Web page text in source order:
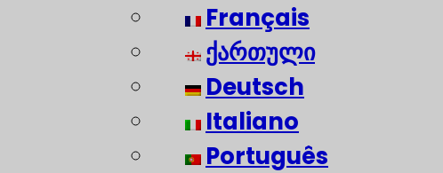
Français
ქართული
Deutsch
Italiano
Português